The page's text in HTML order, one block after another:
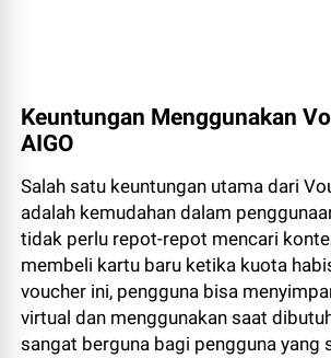
Keuntungan Menggunakan
AIGO
Salah satu keuntungan utama dari
adalah kemudahan dalam
tidak perlu repot-repot mencari
membeli kartu baru ketika kuota
voucher ini, pengguna bisa
virtual dan menggunakan saat
sangat berguna bagi pengguna yang